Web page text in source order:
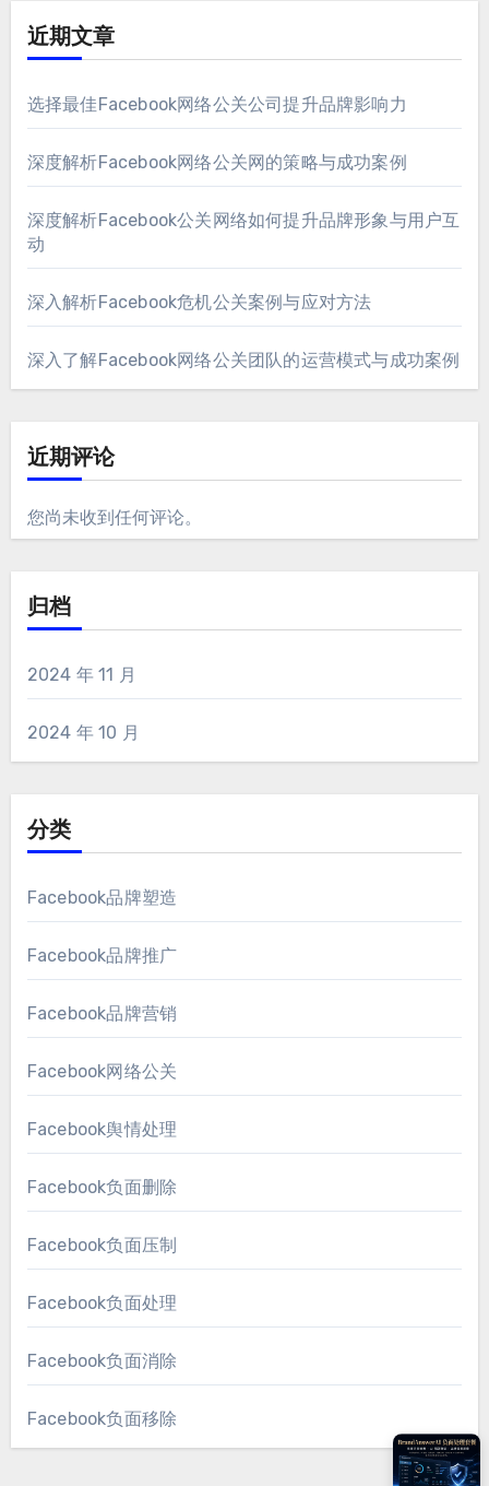
近期文章
选择最佳Facebook网络公关公司提升品牌影响力
深度解析Facebook网络公关网的策略与成功案例
深度解析Facebook公关网络如何提升品牌形象与用户互
动
深入解析Facebook危机公关案例与应对方法
深入了解Facebook网络公关团队的运营模式与成功案例
近期评论
您尚未收到任何评论。
归档
2024 年 11 月
2024 年 10 月
分类
Facebook品牌塑造
Facebook品牌推广
Facebook品牌营销
Facebook网络公关
Facebook舆情处理
Facebook负面删除
Facebook负面压制
Facebook负面处理
Facebook负面消除
Facebook负面移除